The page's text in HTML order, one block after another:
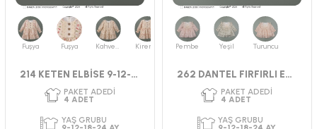
Fuşya Fuşya Kahverengi Kiremit
214 KETEN ELBİSE 9-12-18-24 AY
Pembe Yeşil Turuncu
262 DANTEL FIRFIRLI ELBİSE 9-24